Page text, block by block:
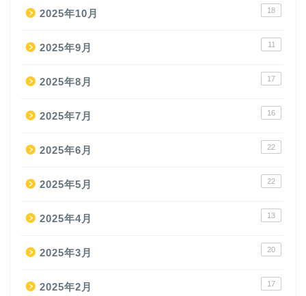
2025年10月 18
2025年9月 11
2025年8月 17
2025年7月 16
2025年6月 22
2025年5月 22
2025年4月 13
2025年3月 20
2025年2月 17